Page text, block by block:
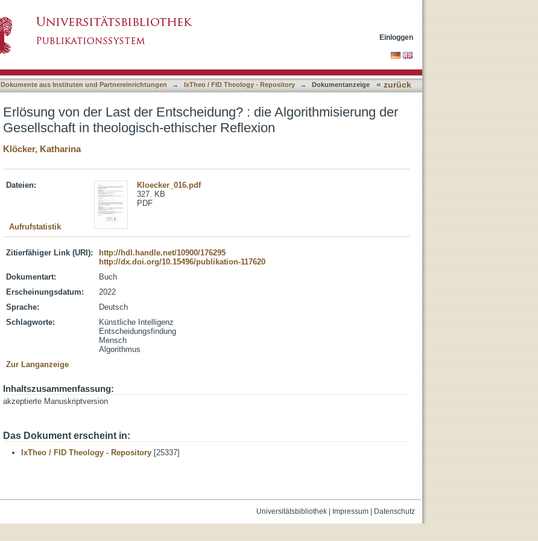
Einloggen
Dokumente aus Instituten und Partnereinrichtungen → IxTheo / FID Theology - Repository → Dokumentanzeige « zurück
Erlösung von der Last der Entscheidung? : die Algorithmisierung der
Gesellschaft in theologisch-ethischer Reflexion
Klöcker, Katharina
Dateien:
Kloecker_016.pdf
327. KB
PDF
Aufrufstatistik
Zitierfähiger Link (URI):
http://hdl.handle.net/10900/176295
http://dx.doi.org/10.15496/publikation-117620
Dokumentart:
Buch
Erscheinungsdatum:
2022
Sprache:
Deutsch
Schlagworte:
Künstliche Intelligenz
Entscheidungsfindung
Mensch
Algorithmus
Zur Langanzeige
Inhaltszusammenfassung:
akzeptierte Manuskriptversion
Das Dokument erscheint in:
IxTheo / FID Theology - Repository [25337]
Universitätsbibliothek| Impressum| Datenschutz